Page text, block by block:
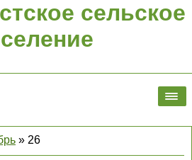
сельское
» 26